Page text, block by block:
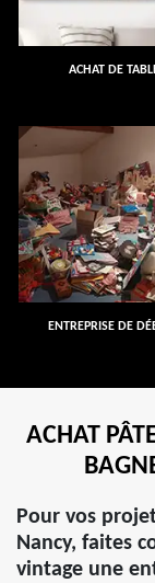
ACHAT DE
ENTREPRISE DE
ACHAT
Pour vos
Nancy, faites
vintage une